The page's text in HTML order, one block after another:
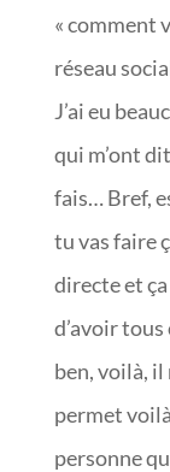
« comment
réseau
J’ai eu
qui m’ont
fais… Bref,
tu vas faire
directe et
d’avoir
ben, voilà, il
permet
personne